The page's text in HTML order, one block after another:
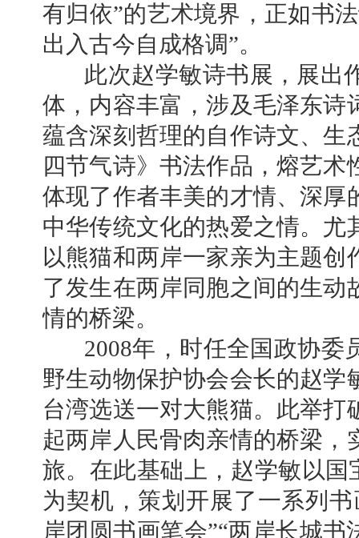
有归依”的艺术境界，正如书
出入古今自成格调”。
此次赵学敏诗书展，展出
体，内容丰富，涉及毛泽东诗
蕴含深刻哲理的自作诗文、生
四节气诗》书法作品，熔艺
体现了作者丰美的才情、深厚
中华传统文化的热爱之情。尤
以熊猫和两岸一家亲为主题
了发生在两岸同胞之间的生
情的桥梁。
2008年，时任全国政协委
野生动物保护协会会长的赵
台湾选送一对大熊猫。此举
起两岸人民骨肉亲情的桥梁
旅。在此基础上，赵学敏以国
为契机，策划开展了一系列
岸团圆书画笔会”“两岸长城